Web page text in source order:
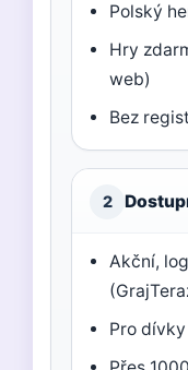
Polský
Hry
web)
Bez
2
Akční,
Pro